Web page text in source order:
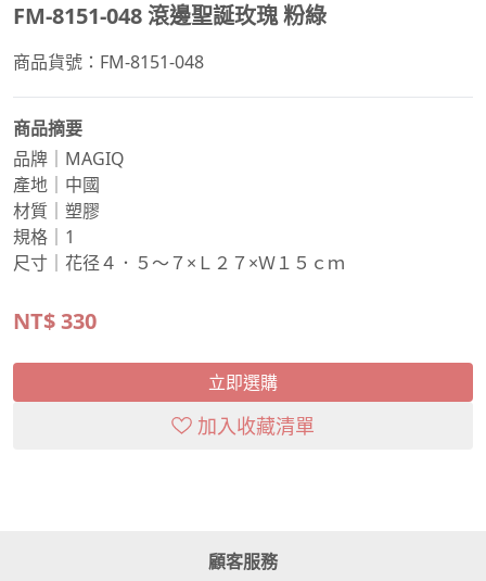
FM-8151-048 滾邊聖誕玫瑰 粉綠
商品貨號：FM-8151-048
商品摘要
品牌｜MAGIQ
產地｜中國
材質｜塑膠
規格｜1
尺寸｜花径４．５～７×Ｌ２７×Ｗ１５ｃｍ
NT$330
立即選購
加入收藏清單
顧客服務